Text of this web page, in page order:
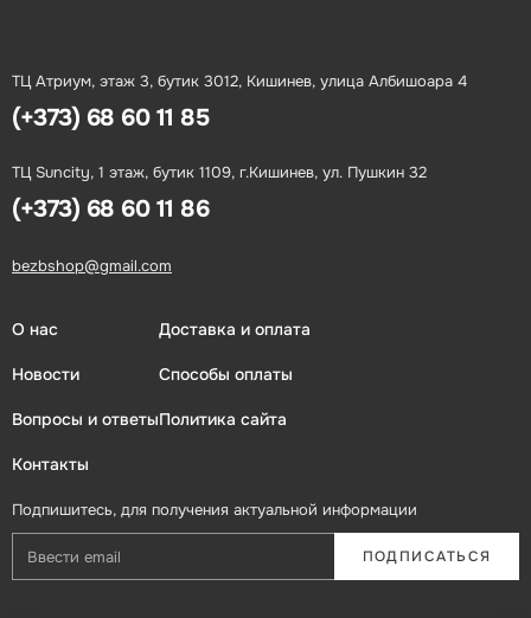
ТЦ Атриум, этаж 3, бутик 3012, Кишинев, улица Албишоара 4
(+373) 68 60 11 85
ТЦ Suncity, 1 этаж, бутик 1109, г.Кишинев, ул. Пушкин 32
(+373) 68 60 11 86
bezbshop@gmail.com
О нас
Новости
Вопросы и ответы
Контакты
Доставка и оплата
Способы оплаты
Политика сайта
Подпишитесь, для получения актуальной информации
ПОДПИСАТЬСЯ